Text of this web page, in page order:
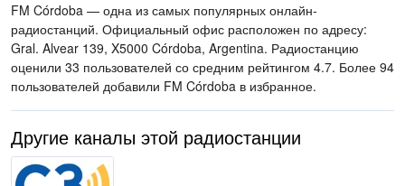
FM Córdoba — одна из самых популярных онлайн-
радиостанций. Официальный офис расположен по адресу:
Gral. Alvear 139, X5000 Córdoba, Argentina. Радиостанцию
оценили 33 пользователей со средним рейтингом 4.7. Более 94
пользователей добавили FM Córdoba в избранное.
Другие каналы этой радиостанции